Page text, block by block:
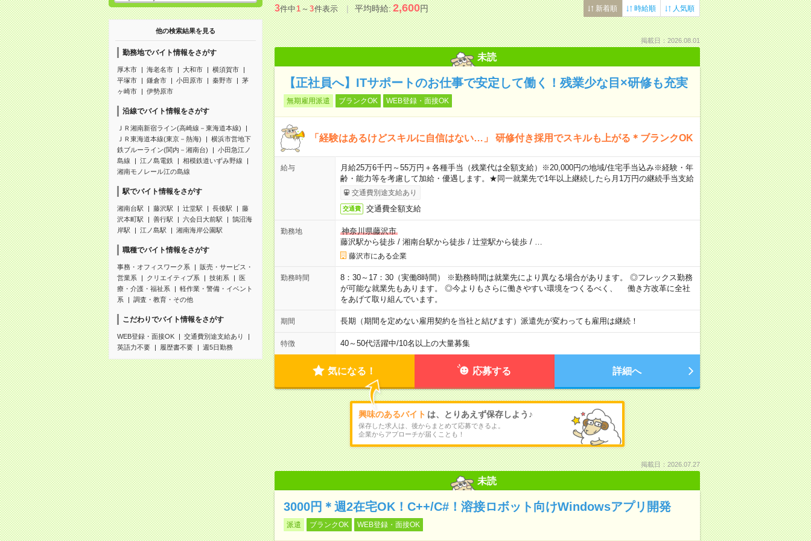
他の検索結果を見る
勤務地でバイト情報をさがす
厚木市 海老名市 大和市
横須賀市
平塚市
鎌倉市 小田原市 秦野市
茅
ヶ崎市
伊勢原市
沿線でバイト情報をさがす
ＪＲ湘南新宿ライン(高崎線－東海道本線)
ＪＲ東海道本線(東京－熱海)
横浜市営地下
鉄ブルーライン(関内－湘南台)
小田急江ノ
島線
江ノ島電鉄
相模鉄道いずみ野線
湘南モノレール江の島線
駅でバイト情報をさがす
湘南台駅 藤沢駅 辻堂駅 長後駅
藤
沢本町駅
善行駅 六会日大前駅
鵠沼海
岸駅
江ノ島駅 湘南海岸公園駅
職種でバイト情報をさがす
事務・オフィスワーク系
販売・サービス・
営業系
クリエイティブ系 技術系
医
療・介護・福祉系
軽作業・警備・イベント
系
調査・教育・その他
こだわりでバイト情報をさがす
WEB登録・面接OK
交通費別途支給あり
英語力不要
履歴書不要 週5日勤務
3件中1～3件表示 平均時給:2,600円 新着順 時給順 人気順
掲載日：2026.08.01
未読
【正社員へ】ITサポートのお仕事で安定して働く！残業少な目×研修も充実
無期雇用派遣 ブランクOK WEB登録・面接OK
「経験はあるけどスキルに自信はない…」 研修付き採用でスキルも上がる＊ブランクOK
給与
月給25万6千円～55万円＋各種手当（残業代は全額支給）※20,000円の地域/住宅手当込み※経験・年
齢・能力等を考慮して加給・優遇します。★同一就業先で1年以上継続したら月1万円の継続手当支給
交通費別途支給あり
交通費 交通費全額支給
勤務地
神奈川県藤沢市
藤沢駅から徒歩/ 湘南台駅から徒歩/ 辻堂駅から徒歩/
藤沢市にある企業
勤務時間
8：30～17：30（実働8時間） ※勤務時間は就業先により異なる場合があります。 ◎フレックス勤務
が可能な就業先もあります。 ◎今よりもさらに働きやすい環境をつくるべく、 働き方改革に全社
をあげて取り組んでいます。
期間 長期（期間を定めない雇用契約を当社と結びます）派遣先が変わっても雇用は継続！
特徴 40～50代活躍中/10名以上の大量募集
気になる！ 応募する 詳細へ
興味のあるバイト は、とりあえず保存しよう♪
保存した求人は、後からまとめて応募できるよ。
企業からアプローチが届くことも！
掲載日：2026.07.27
未読
3000円＊週2在宅OK！C++/C#！溶接ロボット向けWindowsアプリ開発
派遣 ブランクOK WEB登録・面接OK